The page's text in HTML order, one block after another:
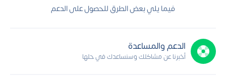
فيما يلي بعض الطرق للحصول على الدعم
الدعم والمساعدة
أخبرنا عن مشاكلك وسنساعدك في حلها